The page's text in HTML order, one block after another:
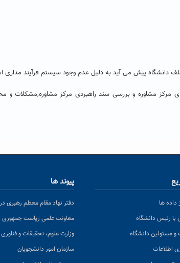
دانشگاه پیش می آید به دلیل عدم وجود سیستم فرآیند مداری
مرکز مشاوره و بررسی سند راهبردی مرکز مشاوره,مشکلات و
داده ها
رئیس دانشگاه
و مسئولین دانشگاه
اطلاعات
پیوند ها
دفتر نهاد مقام معظم رهبری
معاونت علمی ریاست جمهوری
وزارت علوم، تحقیقات و فناوری
سازمان امور دانشجویان